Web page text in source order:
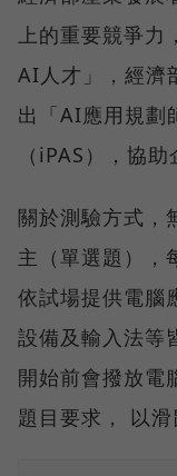
上的重要競爭力
AI人才」，經濟
出「AI應用規劃
（iPAS），協
關於測驗方式，
主（單選題），
依試場提供電腦
設備及輸入法等
開始前會撥放電
題目要求， 以滑